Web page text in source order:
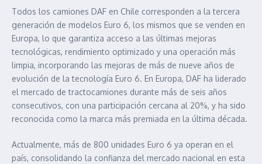
Todos los camiones DAF en Chile corresponden a la tercera
generación de modelos Euro 6, los mismos que se venden en
Europa, lo que garantiza acceso a las últimas mejoras
tecnológicas, rendimiento optimizado y una operación más
limpia, incorporando las mejoras de más de nueve años de
evolución de la tecnología Euro 6. En Europa, DAF ha liderado
el mercado de tractocamiones durante más de seis años
consecutivos, con una participación cercana al 20%, y ha sido
reconocida como la marca más premiada en la última década.
Actualmente, más de 800 unidades Euro 6 ya operan en el
país, consolidando la confianza del mercado nacional en esta